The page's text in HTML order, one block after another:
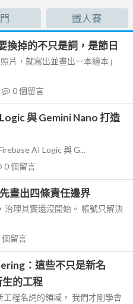
鐵人賽
換掉的不只是詞，是節日
片，就寫出並畫出一本繪本」
0個留言
與 Gemini Nano 打造
AI Logic 與 G...
0個留言
畫出四條責任邊界
治理其實還沒開始。 帳號只解決
個留言
：這些不只是新名
的工程
程名詞的領域。 我們才剛學會